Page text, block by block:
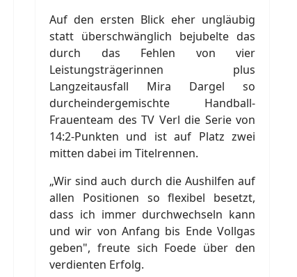
Auf den ersten Blick eher ungläubig
statt überschwänglich bejubelte das
durch das Fehlen von vier
Leistungsträgerinnen plus
Langzeitausfall Mira Dargel so
durcheindergemischte Handball-
Frauenteam des TV Verl die Serie von
14:2-Punkten und ist auf Platz zwei
mitten dabei im Titelrennen.
„Wir sind auch durch die Aushilfen auf
allen Positionen so flexibel besetzt,
dass ich immer durchwechseln kann
und wir von Anfang bis Ende Vollgas
geben", freute sich Foede über den
verdienten Erfolg.